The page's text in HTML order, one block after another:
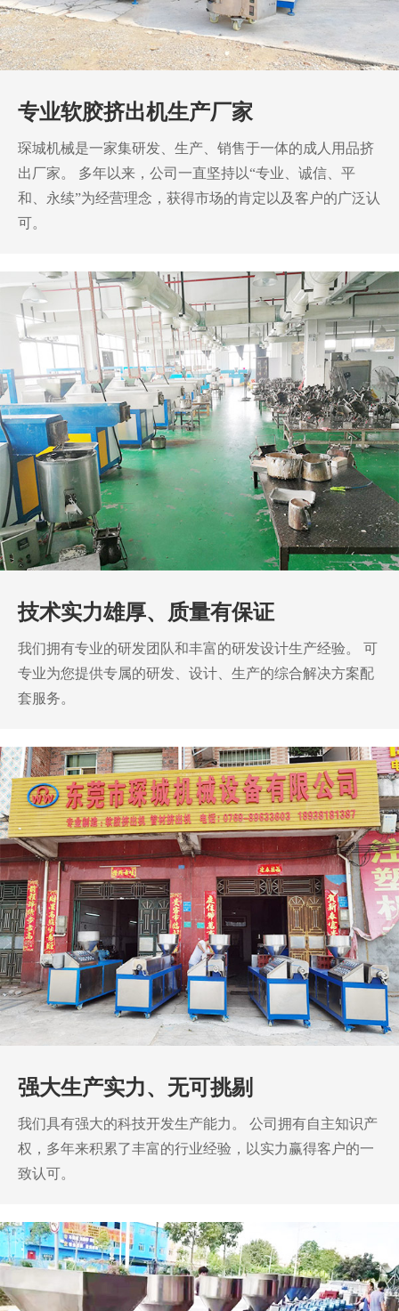
专业软胶挤出机生产厂家
琛城机械是一家集研发、生产、销售于一体的成人用品挤
出厂家。
多年以来，公司一直坚持以“专业、诚信、平
和、永续”为经营理念，获得市场的肯定以及客户的广泛认
可。
技术实力雄厚、质量有保证
我们拥有专业的研发团队和丰富的研发设计生产经验。
可
专业为您提供专属的研发、设计、生产的综合解决方案配
套服务。
强大生产实力、无可挑剔
我们具有强大的科技开发生产能力。
公司拥有自主知识产
权，多年来积累了丰富的行业经验，以实力赢得客户的一
致认可。